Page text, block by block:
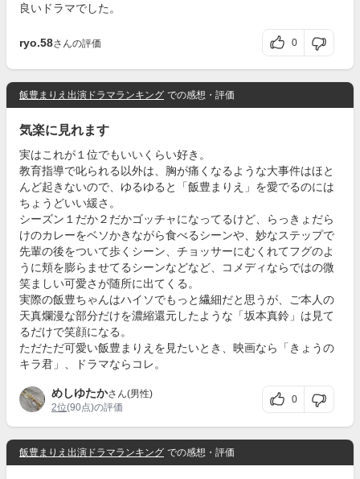
良いドラマでした。
ryo.58さんの評価 0
飯豊まりえ出演ドラマランキング での感想・評価
気楽に見れます
実はこれが１位でもいいくらい好き。
教育指導で叱られる以外は、胸が痛くなるような大事件はほと
んど起きないので、ゆるゆると「飯豊まりえ」を愛でるのには
ちょうどいい緩さ。
シーズン１だか２だかゴッチャになってるけど、らっきょだら
けのカレーをベソかきながら食べるシーンや、妙なステップで
先輩の後をついて歩くシーン、チョッサーにむくれてフグのよ
うに頬を膨らませてるシーンなどなど、コメディならではの微
笑ましい可愛さが随所に出てくる。
実際の飯豊ちゃんはハイソでもっと繊細だと思うが、ご本人の
天真爛漫な部分だけを濃縮還元したような「坂本真鈴」は見て
るだけで笑顔になる。
ただただ可愛い飯豊まりえを見たいとき、映画なら「きょうの
キラ君」、ドラマならコレ。
めしゆたかさん(男性)
2位(90点)の評価
0
飯豊まりえ出演ドラマランキング での感想・評価